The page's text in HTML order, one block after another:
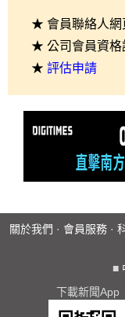
★ 會員聯絡人網
★ 公司會員資格
★ 評估申請
關於我們 · 會員服務 ·
■
下載新聞App